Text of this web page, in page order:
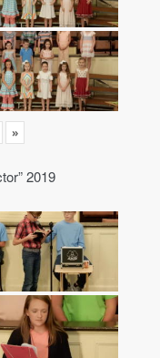
»
2019